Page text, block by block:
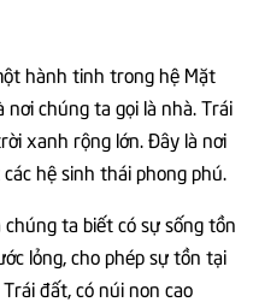
hành tinh trong hệ Mặt
nơi chúng ta gọi là nhà. Trái
xanh rộng lớn. Đây là nơi
hệ sinh thái phong phú.
ta biết có sự sống tồn
lỏng, cho phép sự tồn tại
đất, có núi non cao